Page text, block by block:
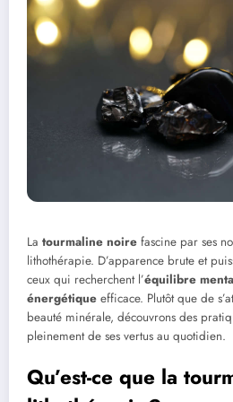
La tourmaline noire fascine par ses
lithothérapie. D’apparence brute et
ceux qui recherchent l’équilibre
énergétique efficace. Plutôt que de
beauté minérale, découvrons des
pleinement de ses vertus au quotidien.
Qu’est-ce que la